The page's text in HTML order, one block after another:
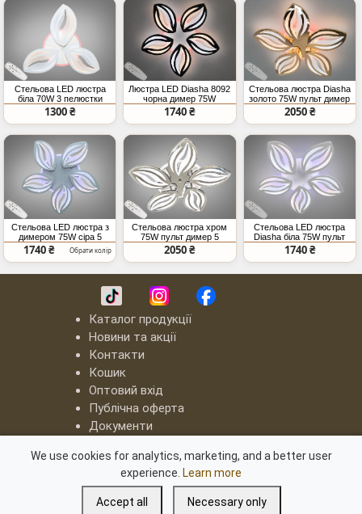
Стельова LED люстра
біла 70W 3 пелюстки
димер
1300 ₴
Люстра LED Diasha 8092
чорна димер 75W
1740 ₴
Стельова люстра Diasha
золото 75W пульт димер
LED
2050 ₴
Стельова LED люстра з
димером 75W сіра 5
модулів
1740 ₴ Обрати колір
Стельова люстра хром
75W пульт димер 5
модулів
2050 ₴
Стельова LED люстра
Diasha біла 75W пульт
димер
1740 ₴
Каталог продукції
Новини та акції
Контакти
Кошик
Оптовий вхід
Публічна оферта
Документи
Серія "8060"
Серія "8022"
Світлодіодні люстри з димером
We use cookies for analytics, marketing, and a better user
experience. Learn more
Accept all Necessary only